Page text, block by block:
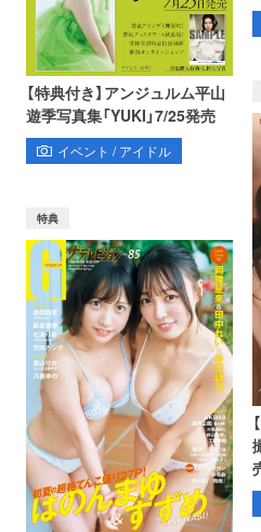
【特典付き】アンジュルム平山
遊季写真集「YUKI」7/25発売
イベント / アイドル
特典